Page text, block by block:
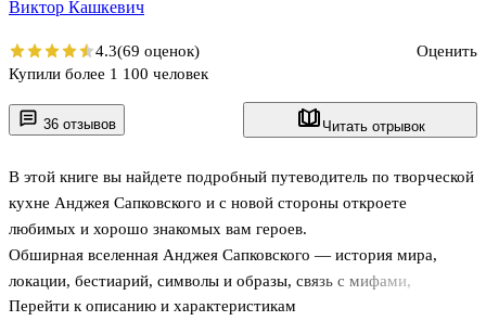
36 отзывов Читать отрывок
В этой книге вы найдете подробный путеводитель по творческой
кухне Анджея Сапковского и с новой стороны откроете
любимых и хорошо знакомых вам героев.
Обширная вселенная Анджея Сапковского — история мира,
локации, бестиарий, символы и образы, связь с мифами,
фольклором и играми — предстанет как отражение реальных
Перейти к описанию и характеристикам
Виктор Кашкевич
4.3(69 оценок)
Оценить
Купили более 1 100 человек